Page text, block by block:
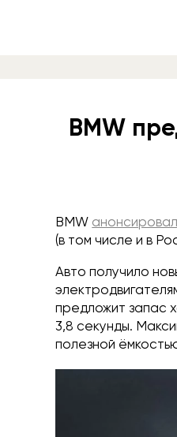
BMW
BMW
(в том числе и в
Авто получило
предложит запас
3,8 секунды.
полезной